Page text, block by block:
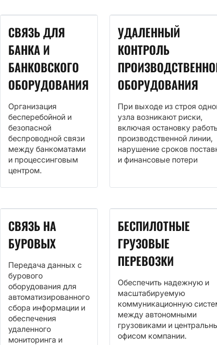
СВЯЗЬ ДЛЯ
БАНКА И
БАНКОВСКОГО
ОБОРУДОВАНИЯ
Организация
бесперебойной и
безопасной
беспроводной связи
между банкоматами
и процессинговым
центром.
УДАЛЕННЫЙ
КОНТРОЛЬ
ОБОРУДОВАНИЯ
При выходе из строя
узла возникают риски,
включая остановку
производственной линии,
нарушение сроков
и финансовые потери
СВЯЗЬ НА
БУРОВЫХ
Передача данных с
бурового
оборудования для
автоматизированного
сбора информации и
обеспечения
удаленного
мониторинга и
БЕСПИЛОТНЫЕ
ГРУЗОВЫЕ
ПЕРЕВОЗКИ
Обеспечить надежную и
масштабируемую
коммуникационную
между автономными
грузовиками и
офисом компании.